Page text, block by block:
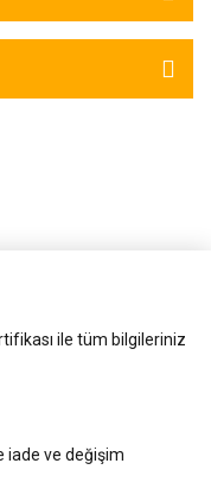
ile tüm bilgileriniz
iade ve değişim